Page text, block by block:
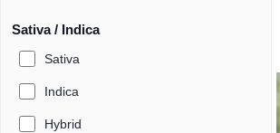
Sativa / Indica
Sativa
Indica
Hybrid